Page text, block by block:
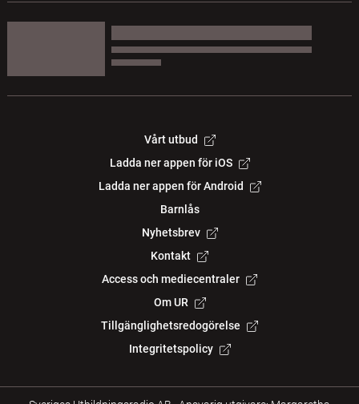
Vårt utbud
Ladda ner appen för iOS
Ladda ner appen för Android
Barnlås
Nyhetsbrev
Kontakt
Access och mediecentraler
Om UR
Tillgänglighetsredogörelse
Integritetspolicy